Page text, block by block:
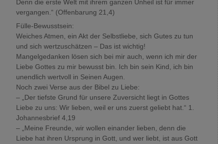
Denn die erste Welt mit ihrem ganzen Unheil ist für immer
vergangen.“ (Offenbarung 21,4)
Fülle-Bewusstsein:
Weiches Atmen, ein Akt der Selbstliebe, sich Gutes zu tun
und sich wertzuschätzen – Das ist wichtig!
Mangelgedanken lösen sich bei mir auch, wenn ich mir der
Liebe Gottes zu mir bewusst bin. Ich bin sein Kind, ich bin
unendlich wertvoll in Seinen Augen.
Noch zwei Verse aus der Bibel zu Liebe:
– „Der tiefste Grund für unsere Zuversicht liegt in Gottes
Liebe zu uns: Wir lieben, weil er uns zuerst geliebt hat.“ 1.
Johannesbrief 4,19
– „Meine Freunde, wir wollen einander lieben, denn die
Liebe hat ihren Ursprung in Gott, und wer liebt, ist aus Gott